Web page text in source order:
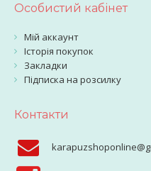
Особистий кабінет
Мій аккаунт
Історія покупок
Закладки
Підписка на розсилку
Контакти